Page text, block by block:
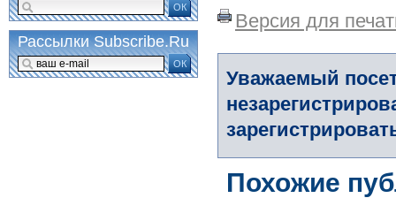
Версия для
Уважаемый
Похожие
ОК
Рассылки Subscribe.Ru
ОК